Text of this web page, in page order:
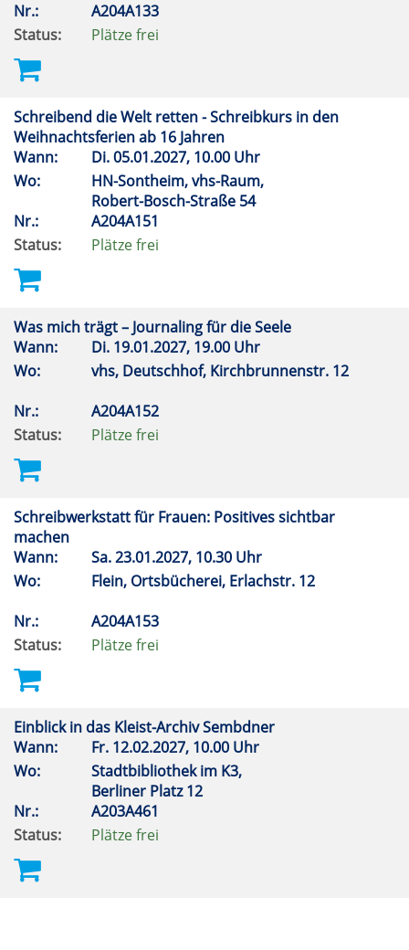
Nr.:
A204A133
Status:
Plätze frei
Schreibend die Welt retten - Schreibkurs in den
Weihnachtsferien ab 16 Jahren
Wann:
Di.05.01.2027, 10.00 Uhr
Wo:
HN-Sontheim, vhs-Raum,
Robert-Bosch-Straße 54
Nr.:
A204A151
Status:
Plätze frei
Was mich trägt – Journaling für die Seele
Wann:
Di. 19.01.2027, 19.00 Uhr
Wo:
vhs, Deutschhof, Kirchbrunnenstr. 12
Nr.:
A204A152
Status:
Plätze frei
Schreibwerkstatt für Frauen: Positives sichtbar
machen
Wann:
Sa.23.01.2027, 10.30 Uhr
Wo:
Flein, Ortsbücherei, Erlachstr. 12
Nr.:
A204A153
Status:
Plätze frei
Einblick in das Kleist-Archiv Sembdner
Wann:
Fr. 12.02.2027, 10.00 Uhr
Wo:
Stadtbibliothek im K3,
Berliner Platz 12
Nr.:
A203A461
Status:
Plätze frei